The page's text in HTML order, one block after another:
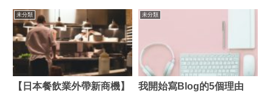
未分類
【日本餐飲業外帶新商機】
未分類
我開始寫Blog的5個理由